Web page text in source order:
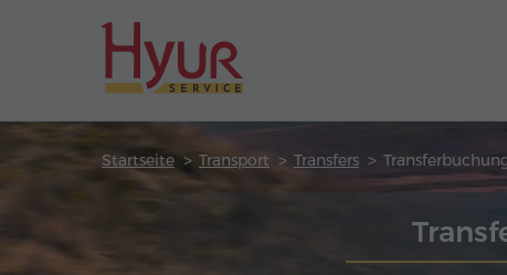
Startseite Transport Transfers